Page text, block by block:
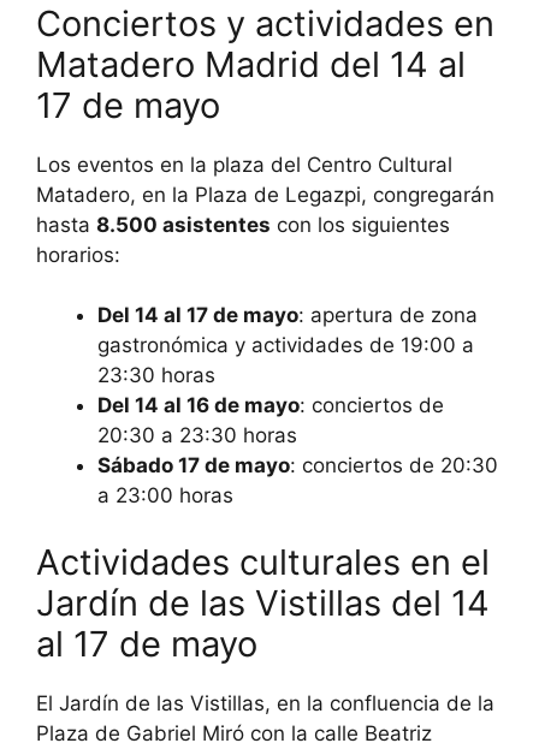
Conciertos y actividades en
Matadero Madrid del 14 al
17 de mayo
Los eventos en la plaza del Centro Cultural
Matadero, en la Plaza de Legazpi, congregarán
hasta 8.500 asistentes con los siguientes
horarios:
Del 14 al 17 de mayo: apertura de zona
gastronómica y actividades de 19:00 a
23:30 horas
Del 14 al 16 de mayo: conciertos de
20:30 a 23:30 horas
Sábado 17 de mayo: conciertos de 20:30
a 23:00 horas
Actividades culturales en el
Jardín de las Vistillas del 14
al 17 de mayo
El Jardín de las Vistillas, en la confluencia de la
Plaza de Gabriel Miró con la calle Beatriz